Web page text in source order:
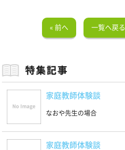
« 前へ 一覧へ戻る
家庭教師体験談
なおや先生の場合
家庭教師体験談